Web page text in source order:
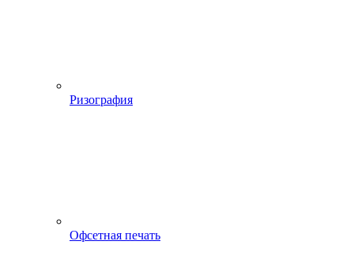
Ризография
Офсетная печать